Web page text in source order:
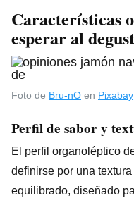
Características
esperar al
Foto de Bru-nO en Pixabay
Perfil de sabor y
El perfil organoléptico
definirse por una
equilibrado, diseñado